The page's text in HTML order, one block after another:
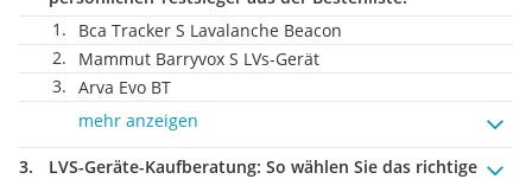
Bca Tracker S Lavalanche Beacon
Mammut Barryvox S LVs-Gerät
Arva Evo BT
mehr anzeigen
LVS-Geräte-Kaufberatung: So wählen Sie das richtige